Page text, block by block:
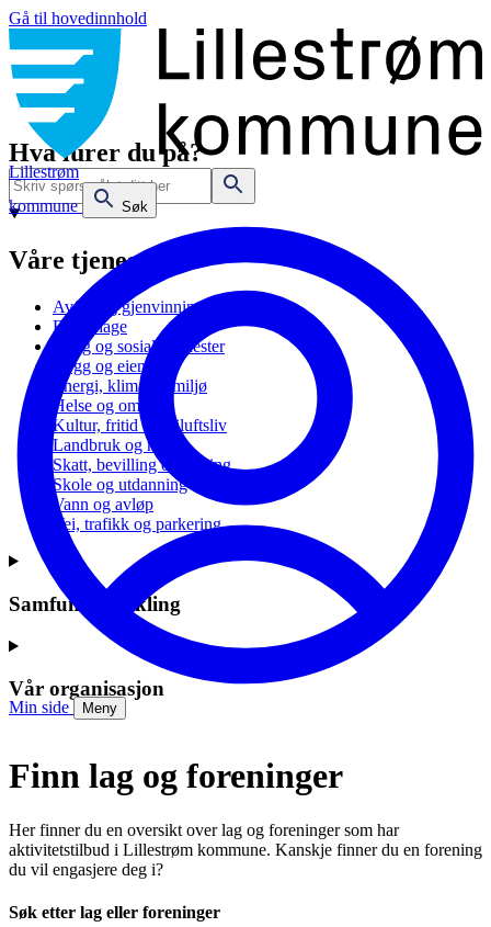
Gå til hovedinnhold
Lillestrøm
kommune
Søk
Min side Meny
Hva lurer du på?
Våre tjenester
Avfall og gjenvinning
Barnehage
Bolig og sosiale tjenester
Bygg og eiendom
Energi, klima og miljø
Helse og omsorg
Kultur, fritid og friluftsliv
Landbruk og natur
Skatt, bevilling og næring
Skole og utdanning
Vann og avløp
Vei, trafikk og parkering
Samfunnsutvikling
Vår organisasjon
Finn lag og foreninger
Her finner du en oversikt over lag og foreninger som har
aktivitetstilbud i Lillestrøm kommune. Kanskje finner du en forening
du vil engasjere deg i?
Søk etter lag eller foreninger